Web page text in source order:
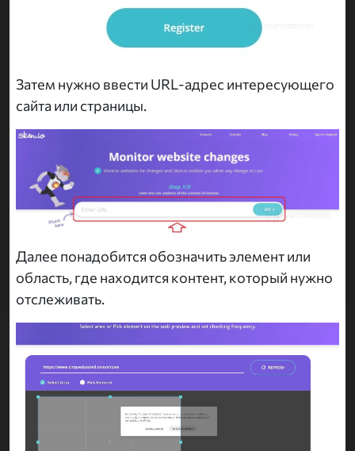
Затем нужно ввести URL-адрес интересующего
сайта или страницы.
Далее понадобится обозначить элемент или
область, где находится контент, который нужно
отслеживать.